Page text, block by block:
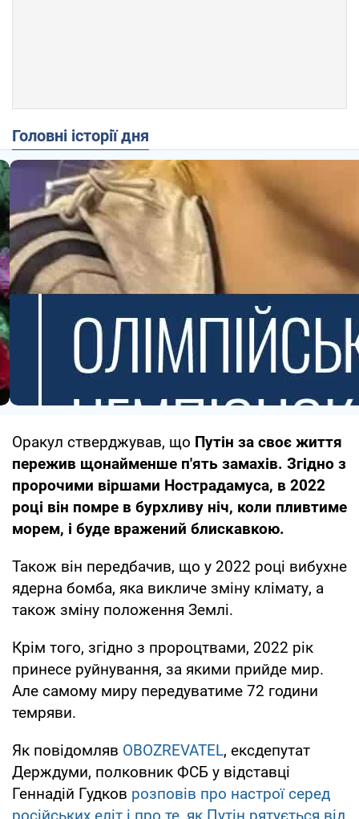
Головні історії дня
Оракул стверджував, що Путін за своє життя
пережив щонайменше п'ять замахів. Згідно з
пророчими віршами Нострадамуса, в 2022
році він помре в бурхливу ніч, коли пливтиме
морем, і буде вражений блискавкою.
Також він передбачив, що у 2022 році вибухне
ядерна бомба, яка викличе зміну клімату, а
також зміну положення Землі.
Крім того, згідно з пророцтвами, 2022 рік
принесе руйнування, за якими прийде мир.
Але самому миру передуватиме 72 години
темряви.
Як повідомляв OBOZREVATEL, ексдепутат
Держдуми, полковник ФСБ у відставці
Геннадій Гудков розповів про настрої серед
російських еліт і про те, як Путін рятується від